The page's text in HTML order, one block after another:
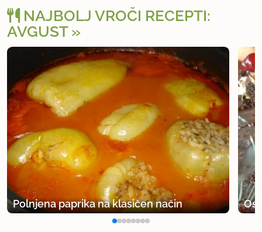
NAJBOLJ VROČI RECEPTI:
AVGUST
Polnjena paprika na klasičen način